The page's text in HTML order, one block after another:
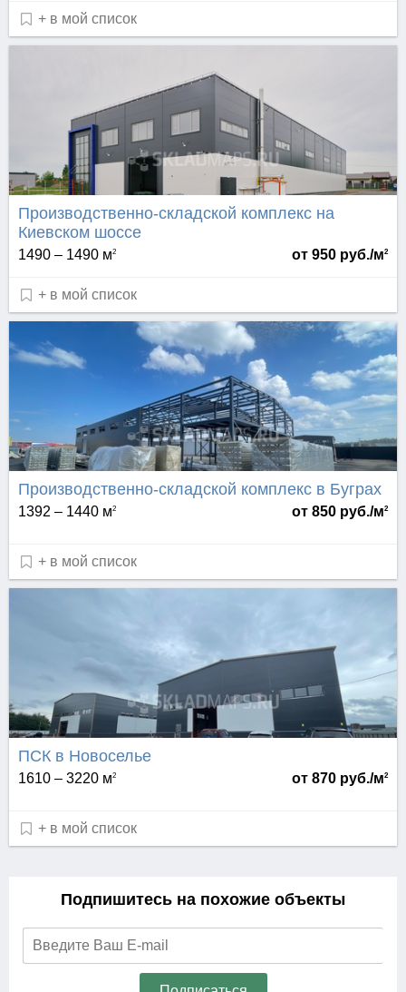
+ в мой список
Производственно-складской комплекс на
Киевском шоссе
1490 – 1490 м2 от 950 руб./м2
+ в мой список
Производственно-складской комплекс в Буграх
1392 – 1440 м2 от 850 руб./м2
+ в мой список
ПСК в Новоселье
1610 – 3220 м2 от 870 руб./м2
+ в мой список
Подпишитесь на похожие объекты